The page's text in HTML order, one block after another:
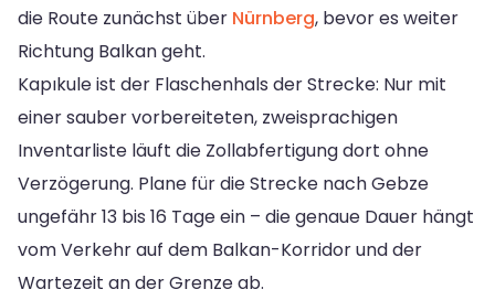
die Route zunächst über Nürnberg, bevor es weiter
Richtung Balkan geht.
Kapıkule ist der Flaschenhals der Strecke: Nur mit
einer sauber vorbereiteten, zweisprachigen
Inventarliste läuft die Zollabfertigung dort ohne
Verzögerung. Plane für die Strecke nach Gebze
ungefähr 13 bis 16 Tage ein – die genaue Dauer hängt
vom Verkehr auf dem Balkan-Korridor und der
Wartezeit an der Grenze ab.